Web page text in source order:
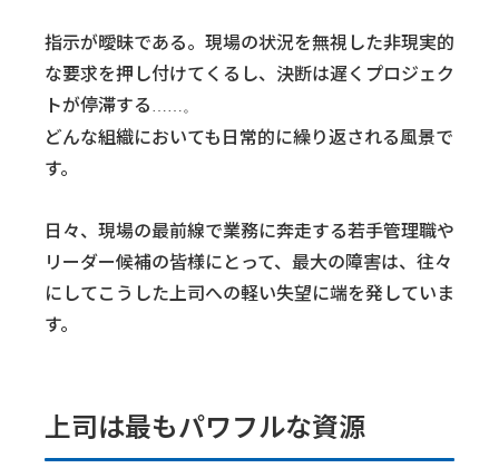
指示が曖昧である。現場の状況を無視した非現実的
な要求を押し付けてくるし、決断は遅くプロジェク
トが停滞する
……。
どんな組織においても日常的に繰り返される風景で
す。
日々、現場の最前線で業務に奔走する若手管理職や
リーダー候補の皆様にとって、最大の障害は、往々
にしてこうした上司への軽い失望に端を発していま
す。
上司は最もパワフルな資源